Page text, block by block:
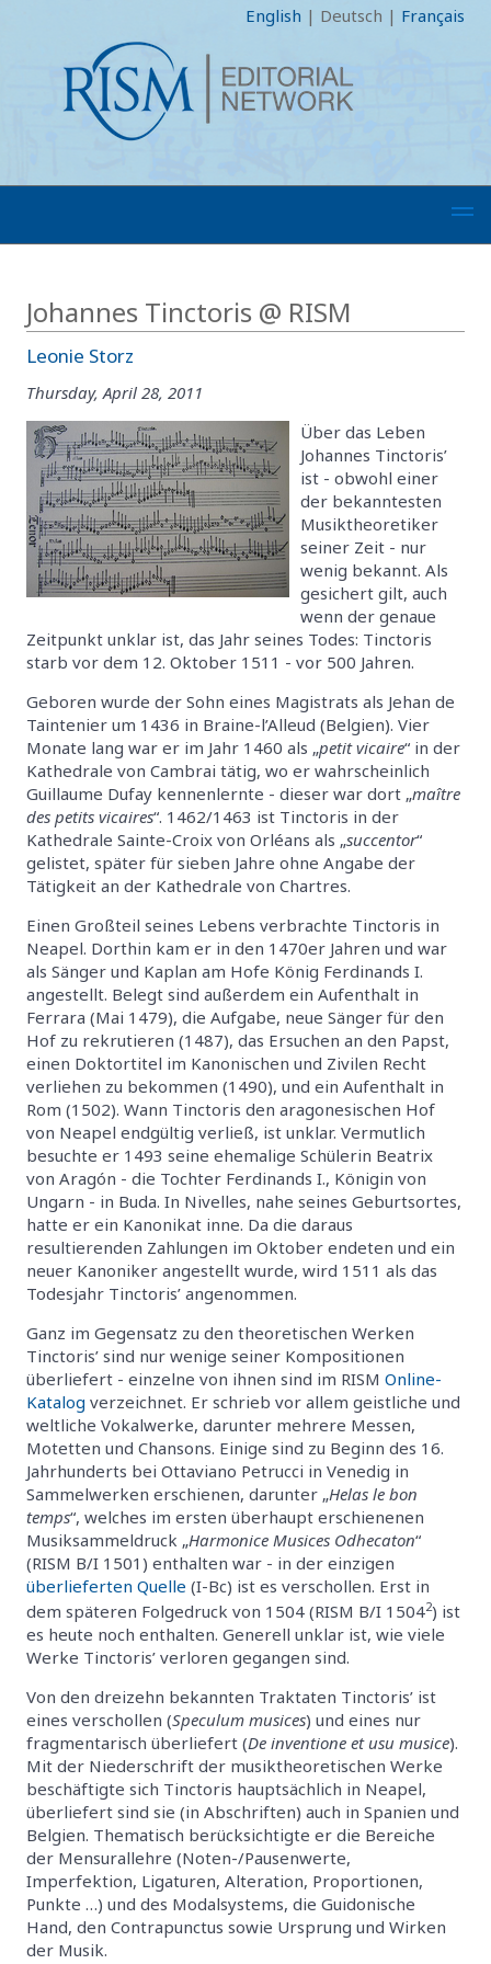
English | Deutsch | Français
Johannes Tinctoris @ RISM
Leonie Storz
Thursday, April 28, 2011
Über das Leben
Johannes Tinctoris’
ist - obwohl einer
der bekanntesten
Musiktheoretiker
seiner Zeit - nur
wenig bekannt. Als
gesichert gilt, auch
wenn der genaue
Zeitpunkt unklar ist, das Jahr seines Todes: Tinctoris
starb vor dem 12. Oktober 1511 - vor 500 Jahren.
Geboren wurde der Sohn eines Magistrats als Jehan de
Taintenier um 1436 in Braine-l’Alleud (Belgien). Vier
Monate lang war er im Jahr 1460 als „petit vicaire“ in der
Kathedrale von Cambrai tätig, wo er wahrscheinlich
Guillaume Dufay kennenlernte - dieser war dort „maître
des petits vicaires“. 1462/1463 ist Tinctoris in der
Kathedrale Sainte-Croix von Orléans als „succentor“
gelistet, später für sieben Jahre ohne Angabe der
Tätigkeit an der Kathedrale von Chartres.
Einen Großteil seines Lebens verbrachte Tinctoris in
Neapel. Dorthin kam er in den 1470er Jahren und war
als Sänger und Kaplan am Hofe König Ferdinands I.
angestellt. Belegt sind außerdem ein Aufenthalt in
Ferrara (Mai 1479), die Aufgabe, neue Sänger für den
Hof zu rekrutieren (1487), das Ersuchen an den Papst,
einen Doktortitel im Kanonischen und Zivilen Recht
verliehen zu bekommen (1490), und ein Aufenthalt in
Rom (1502). Wann Tinctoris den aragonesischen Hof
von Neapel endgültig verließ, ist unklar. Vermutlich
besuchte er 1493 seine ehemalige Schülerin Beatrix
von Aragón - die Tochter Ferdinands I., Königin von
Ungarn - in Buda. In Nivelles, nahe seines Geburtsortes,
hatte er ein Kanonikat inne. Da die daraus
resultierenden Zahlungen im Oktober endeten und ein
neuer Kanoniker angestellt wurde, wird 1511 als das
Todesjahr Tinctoris’ angenommen.
Ganz im Gegensatz zu den theoretischen Werken
Tinctoris’ sind nur wenige seiner Kompositionen
überliefert - einzelne von ihnen sind im RISM Online-
Katalog verzeichnet. Er schrieb vor allem geistliche und
weltliche Vokalwerke, darunter mehrere Messen,
Motetten und Chansons. Einige sind zu Beginn des 16.
Jahrhunderts bei Ottaviano Petrucci in Venedig in
Sammelwerken erschienen, darunter „Helas le bon
temps“, welches im ersten überhaupt erschienenen
Musiksammeldruck „Harmonice Musices Odhecaton“
(RISM B/I 1501) enthalten war - in der einzigen
überlieferten Quelle (I-Bc) ist es verschollen. Erst in
dem späteren Folgedruck von 1504 (RISM B/I 15042) ist
es heute noch enthalten. Generell unklar ist, wie viele
Werke Tinctoris’ verloren gegangen sind.
Von den dreizehn bekannten Traktaten Tinctoris’ ist
eines verschollen (Speculum musices) und eines nur
fragmentarisch überliefert (De inventione et usu musice).
Mit der Niederschrift der musiktheoretischen Werke
beschäftigte sich Tinctoris hauptsächlich in Neapel,
überliefert sind sie (in Abschriften) auch in Spanien und
Belgien. Thematisch berücksichtigte er die Bereiche
der Mensurallehre (Noten-/Pausenwerte,
Imperfektion, Ligaturen, Alteration, Proportionen,
Punkte …) und des Modalsystems, die Guidonische
Hand, den Contrapunctus sowie Ursprung und Wirken
der Musik.